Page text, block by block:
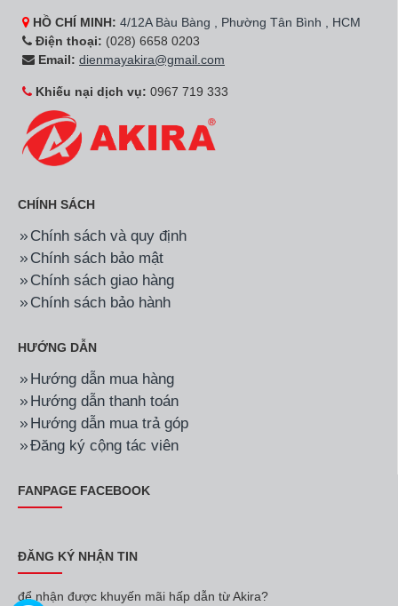
HỒ CHÍ MINH: 4/12A Bàu Bàng , Phường Tân Bình , HCM
Điện thoại: (028) 6658 0203
Email: dienmayakira@gmail.com
Khiếu nại dịch vụ: 0967 719 333
CHÍNH SÁCH
Chính sách và quy định
Chính sách bảo mật
Chính sách giao hàng
Chính sách bảo hành
HƯỚNG DẪN
Hướng dẫn mua hàng
Hướng dẫn thanh toán
Hướng dẫn mua trả góp
Đăng ký cộng tác viên
FANPAGE FACEBOOK
ĐĂNG KÝ NHẬN TIN
để nhận được khuyến mãi hấp dẫn từ Akira?